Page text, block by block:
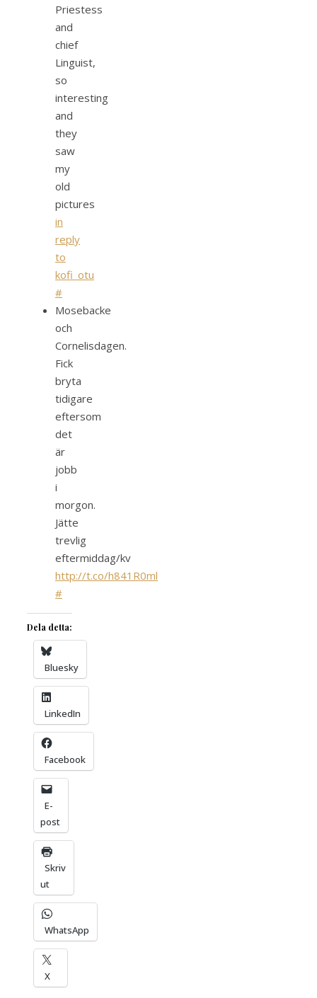
Priestess
and
chief
Linguist,
so
interesting
and
they
saw
my
old
pictures
in
reply
to
kofi_otu
#
Mosebacke
och
Cornelisdagen.
Fick
bryta
tidigare
eftersom
det
är
jobb
i
morgon.
Jätte
trevlig
eftermiddag/kv
http://t.co/h841R0ml
#
Dela detta:
Bluesky
LinkedIn
Facebook
E-
post
Skriv
ut
WhatsApp
X